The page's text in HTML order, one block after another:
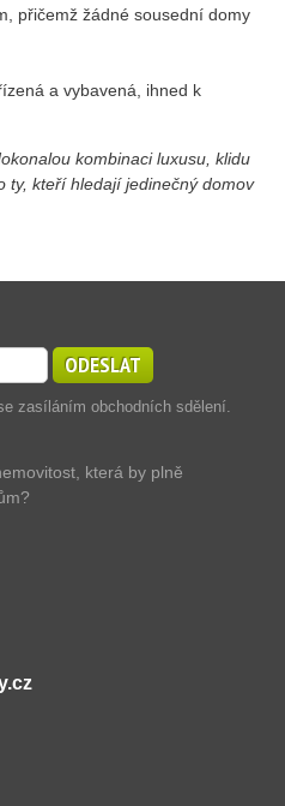
přičemž žádné sousední domy
a vybavená, ihned k
kombinaci luxusu, klidu
ty, kteří hledají jedinečný domov
ODESLAT
zasíláním obchodních sdělení.
která by plně